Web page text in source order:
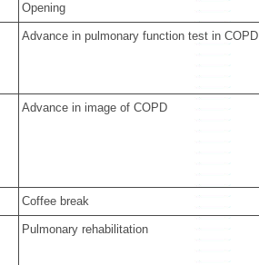
Opening
Advance in pulmonary function test in COPD
Advance in image of COPD
Coffee break
Pulmonary rehabilitation